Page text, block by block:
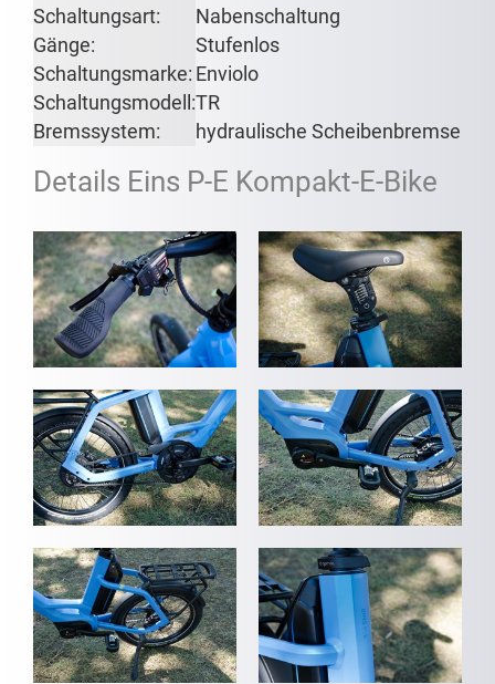
Schaltungsart:
Nabenschaltung
Gänge:
Stufenlos
Schaltungsmarke: Enviolo
Schaltungsmodell:TR
Bremssystem:
hydraulische Scheibenbremse
Details Eins P-E Kompakt-E-Bike